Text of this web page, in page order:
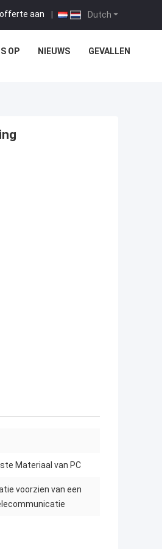
Dutch
aan |
OP NIEUWS GEVALLEN
Materiaal van PC
voorzien van een